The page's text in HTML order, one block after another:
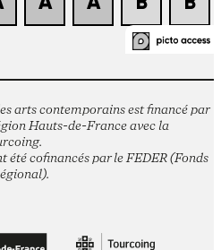
arts contemporains est financé par
Hauts-de-France avec la
été cofinancés par le FEDER (Fonds